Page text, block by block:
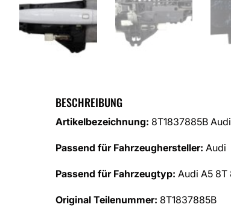
BESCHREIBUNG
Artikelbezeichnung: 8T1837885B
Passend für Fahrzeughersteller: Audi
Passend für Fahrzeugtyp: Audi A5 8T
Original Teilenummer: 8T1837885B